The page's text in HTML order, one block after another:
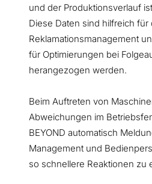
und der Produktionsverlauf
Diese Daten sind hilfreich für
Reklamationsmanagement
für Optimierungen bei
herangezogen werden.
Beim Auftreten von
Abweichungen im
BEYOND automatisch
Management und
so schnellere Reaktionen zu